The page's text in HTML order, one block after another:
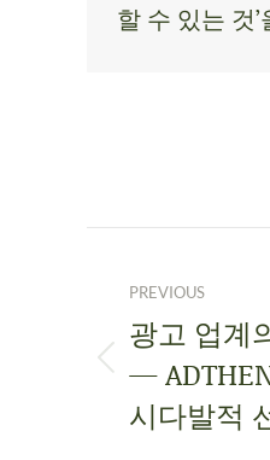
할 수 있는 것
PREVIOUS
광고 업계
—
시다발적